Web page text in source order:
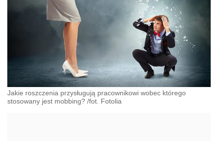
Jakie roszczenia przysługują pracownikowi wobec którego
stosowany jest mobbing? /fot. Fotolia